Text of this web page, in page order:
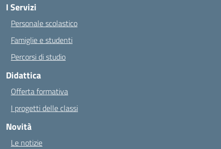
I Servizi
Personale scolastico
Famiglie e studenti
Percorsi di studio
Didattica
Offerta formativa
I progetti delle classi
Novità
Le notizie